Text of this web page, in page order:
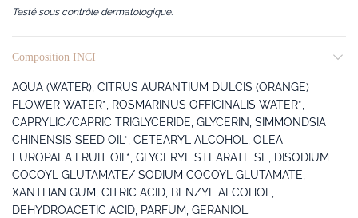
Testé sous contrôle dermatologique.
Composition INCI
AQUA (WATER), CITRUS AURANTIUM DULCIS (ORANGE)
FLOWER WATER*, ROSMARINUS OFFICINALIS WATER*,
CAPRYLIC/CAPRIC TRIGLYCERIDE, GLYCERIN, SIMMONDSIA
CHINENSIS SEED OIL*, CETEARYL ALCOHOL, OLEA
EUROPAEA FRUIT OIL*, GLYCERYL STEARATE SE, DISODIUM
COCOYL GLUTAMATE/ SODIUM COCOYL GLUTAMATE,
XANTHAN GUM, CITRIC ACID, BENZYL ALCOHOL,
DEHYDROACETIC ACID, PARFUM, GERANIOL.